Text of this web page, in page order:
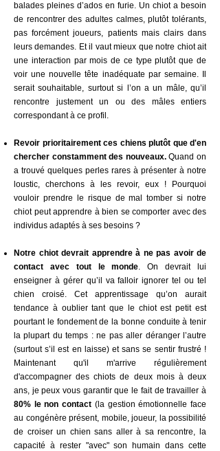
balades pleines d’ados en furie. Un chiot a besoin
de rencontrer des adultes calmes, plutôt tolérants,
pas forcément joueurs, patients mais clairs dans
leurs demandes. Et il vaut mieux que notre chiot ait
une interaction par mois de ce type plutôt que de
voir une nouvelle tête inadéquate par semaine. Il
serait souhaitable, surtout si l’on a un mâle, qu’il
rencontre justement un ou des mâles entiers
correspondant à ce profil.
Revoir prioritairement ces chiens plutôt que d'en
chercher constamment des nouveaux.Quand on
a trouvé quelques perles rares à présenter à notre
loustic, cherchons à les revoir, eux ! Pourquoi
vouloir prendre le risque de mal tomber si notre
chiot peut apprendre à bien se comporter avec des
individus adaptés à ses besoins ?
Notre chiot devrait apprendre à ne pas avoir de
contact avec tout le monde. On devrait lui
enseigner à gérer qu’il va falloir ignorer tel ou tel
chien croisé. Cet apprentissage qu’on aurait
tendance à oublier tant que le chiot est petit est
pourtant le fondement de la bonne conduite à tenir
la plupart du temps : ne pas aller déranger l’autre
(surtout s’il est en laisse) et sans se sentir frustré !
Maintenant qu'il m'arrive régulièrement
d'accompagner des chiots de deux mois à deux
ans, je peux vous garantir que le fait de travailler à
80% le non contact (la gestion émotionnelle face
au congénère présent, mobile, joueur, la possibilité
de croiser un chien sans aller à sa rencontre, la
capacité à rester "avec" son humain dans cette